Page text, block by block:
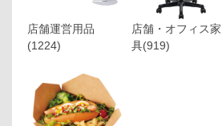
店舗運営用品
(1224)
店舗・オフィス家
具(919)